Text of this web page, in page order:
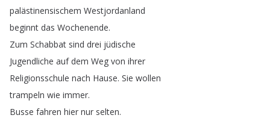
palästinensischem Westjordanland
beginnt das Wochenende.
Zum Schabbat sind drei jüdische
Jugendliche auf dem Weg von ihrer
Religionsschule nach Hause. Sie wollen
trampeln wie immer.
Busse fahren hier nur selten.